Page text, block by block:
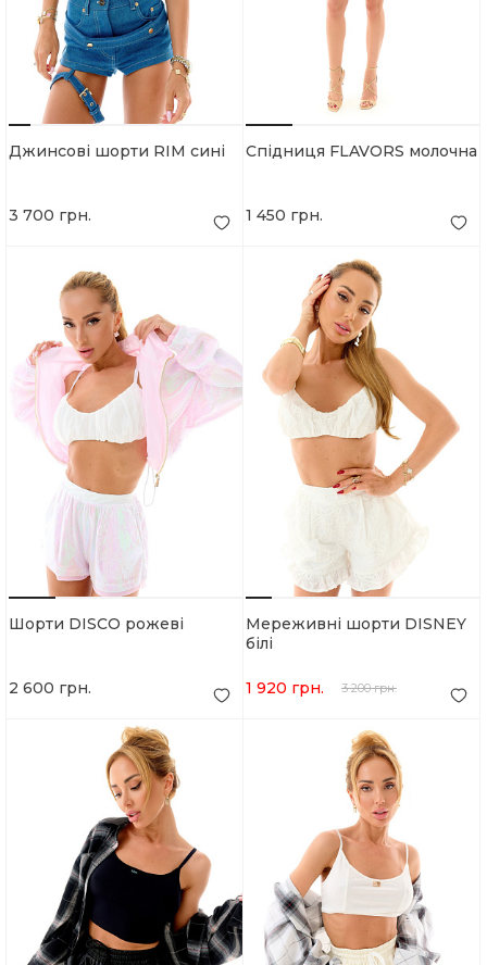
Джинсові шорти RIM сині
3 700 грн.
Спідниця FLAVORS молочна
1 450 грн.
Шорти DISCO рожеві
2 600 грн.
Мереживні шорти DISNEY
білі
1 920 грн. 3 200 грн.